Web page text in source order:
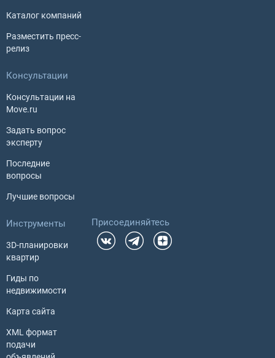
Каталог компаний
Разместить пресс-
релиз
Консультации
Консультации на
Move.ru
Задать вопрос
эксперту
Последние
вопросы
Лучшие вопросы
Инструменты
3D-планировки
квартир
Гиды по
недвижимости
Карта сайта
XML формат
подачи
Присоединяйтесь